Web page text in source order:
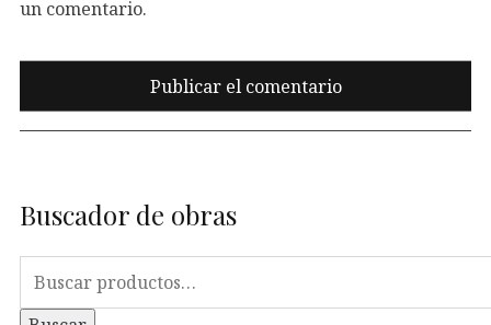
un comentario.
Buscador de obras
por: